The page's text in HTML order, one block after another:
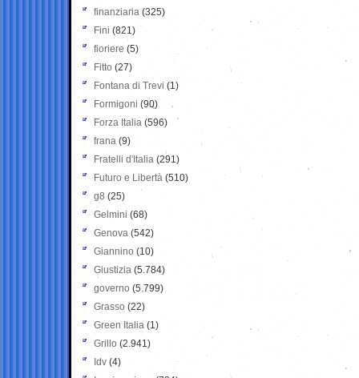
finanziaria (325)
Fini (821)
fioriere (5)
Fitto (27)
Fontana di Trevi (1)
Formigoni (90)
Forza Italia (596)
frana (9)
Fratelli d'Italia (291)
Futuro e Libertà (510)
g8 (25)
Gelmini (68)
Genova (542)
Giannino (10)
Giustizia (5.784)
governo (5.799)
Grasso (22)
Green Italia (1)
Grillo (2.941)
Idv (4)